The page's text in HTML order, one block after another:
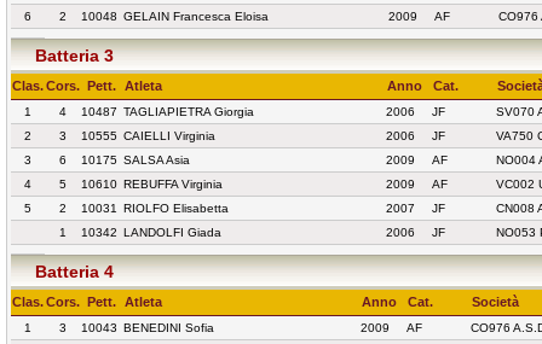
6
2 10048 GELAIN Francesca Eloisa 2009 AF CO976
Batteria 3
Clas.Cors. Pett. Atleta Anno Cat.
1 4 10487 TAGLIAPIETRA Giorgia 2006 JF
SV070
2
3 10555 CAIELLI Virginia 2006 JF
VA750
3
6 10175 SALSA Asia 2009 AF
NO004
4
5 10610 REBUFFA Virginia 2009 AF
VC002
5
2 10031 RIOLFO Elisabetta 2007 JF
CN008
1
10342 LANDOLFI Giada 2006 JF NO053
Batteria 4
Clas.Cors. Pett. Atleta Anno Cat. Società
1 3 10043 BENEDINI Sofia 2009 AF
CO976